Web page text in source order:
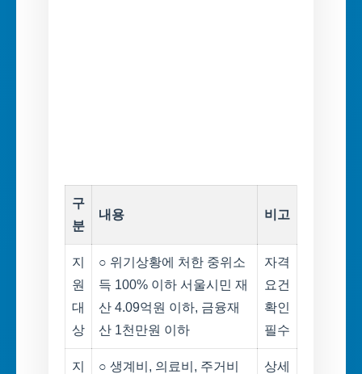
구
분
내용 비고
지
원
대
상
○ 위기상황에 처한 중위소
득 100% 이하 서울시민 재
산 4.09억원 이하, 금융재
산 1천만원 이하
자격
요건
확인
필수
지
○ 생계비, 의료비, 주거비
상세